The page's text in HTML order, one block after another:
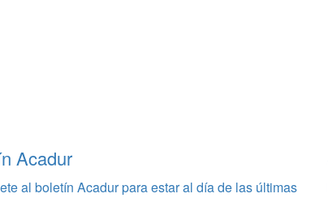
Acadur
al boletín Acadur para estar al día de las últimas